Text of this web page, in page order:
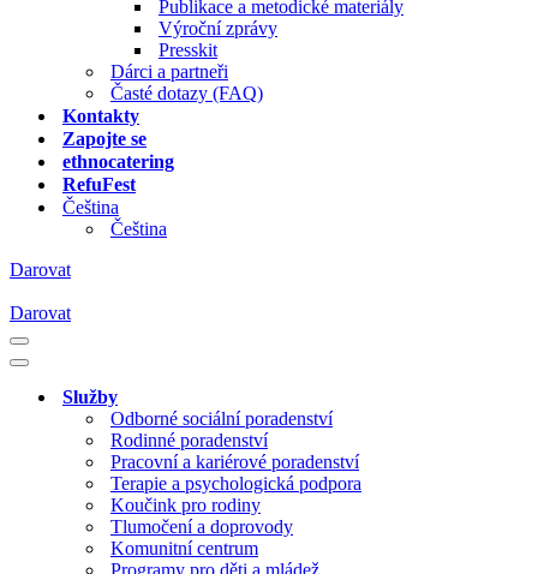
Publikace a metodické materiály
Výroční zprávy
Presskit
Dárci a partneři
Časté dotazy (FAQ)
Kontakty
Zapojte se
ethnocatering
RefuFest
Čeština
Čeština
Darovat
Darovat
Navigační
menu
Navigační
Služby
Odborné sociální poradenství
Rodinné poradenství
Pracovní a kariérové poradenství
Terapie a psychologická podpora
Koučink pro rodiny
Tlumočení a doprovody
Komunitní centrum